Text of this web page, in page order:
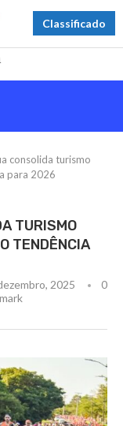
Classificado
consolida turismo
para 2026
TURISMO
TENDÊNCIA
2025
0